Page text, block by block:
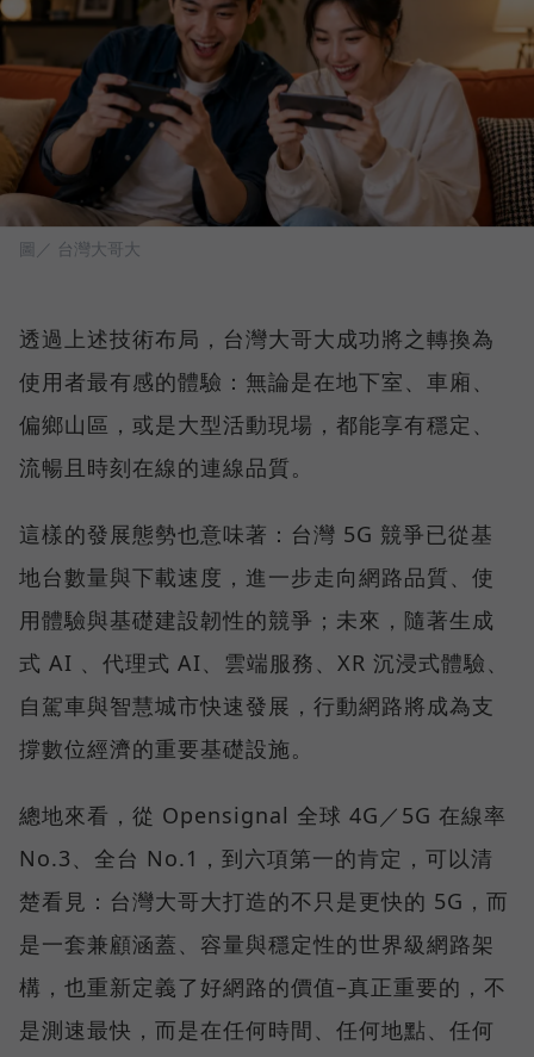
圖／ 台灣大哥大
透過上述技術布局，台灣大哥大成功將之轉換為
使用者最有感的體驗：無論是在地下室、車廂、
偏鄉山區，或是大型活動現場，都能享有穩定、
流暢且時刻在線的連線品質。
這樣的發展態勢也意味著：台灣 5G 競爭已從基
地台數量與下載速度，進一步走向網路品質、使
用體驗與基礎建設韌性的競爭；未來，隨著生成
式 AI 、代理式 AI、雲端服務、XR 沉浸式體驗、
自駕車與智慧城市快速發展，行動網路將成為支
撐數位經濟的重要基礎設施。
總地來看，從 Opensignal 全球 4G／5G 在線率
No.3、全台 No.1，到六項第一的肯定，可以清
楚看見：台灣大哥大打造的不只是更快的 5G，而
是一套兼顧涵蓋、容量與穩定性的世界級網路架
構，也重新定義了好網路的價值–真正重要的，不
是測速最快，而是在任何時間、任何地點、任何